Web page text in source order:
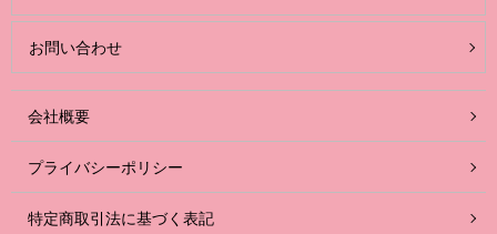
お問い合わせ
会社概要
プライバシーポリシー
特定商取引法に基づく表記